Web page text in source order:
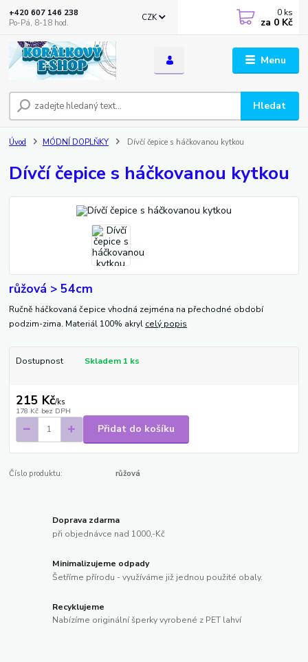
Menu
CZK
Hledat
+420 607 146 238
Po-Pá, 8-18 hod.
0 ks
za 0 Kč
Úvod MÓDNÍ DOPLŇKY Dívčí čepice s háčkovanou kytkou
Dívčí čepice s háčkovanou kytkou
růžová > 54cm
Ručně háčkovaná čepice vhodná zejména na přechodné období
podzim-zima. Materiál 100% akryl celý popis
Dostupnost Skladem 1 ks
215 Kč/ks
178 Kč bez DPH
Přidat do košíku
Číslo produktu: růžová
Doprava zdarma
při objednávce nad 1000,-Kč
Minimalizujeme odpady
Šetříme přírodu - využíváme již jednou použité obaly.
Recyklujeme
Nabízíme originální šperky vyrobené z PET lahví